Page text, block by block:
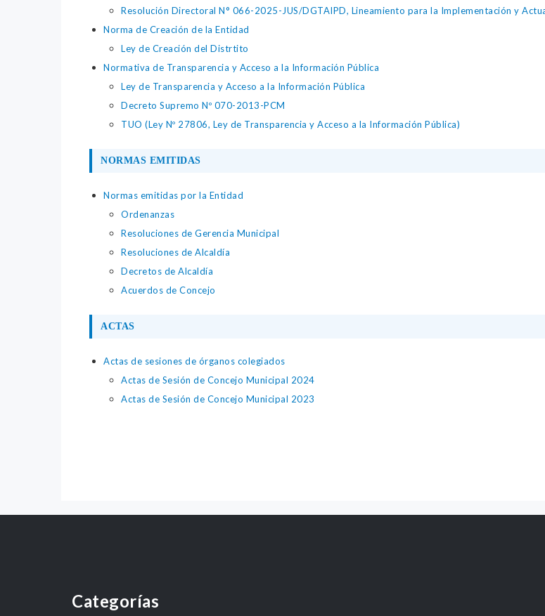
Resolución Directoral N° 066-2025-JUS/DGTAIPD, Lineamiento para la Implementación y
Norma de Creación de la Entidad
Ley de Creación del Distrtito
Normativa de Transparencia y Acceso a la Información Pública
Ley de Transparencia y Acceso a la Información Pública
Decreto Supremo Nº 070-2013-PCM
TUO (Ley Nº 27806, Ley de Transparencia y Acceso a la Información Pública)
NORMAS EMITIDAS
Normas emitidas por la Entidad
Ordenanzas
Resoluciones de Gerencia Municipal
Resoluciones de Alcaldía
Decretos de Alcaldía
Acuerdos de Concejo
ACTAS
Actas de sesiones de órganos colegiados
Actas de Sesión de Concejo Municipal 2024
Actas de Sesión de Concejo Municipal 2023
Categorías